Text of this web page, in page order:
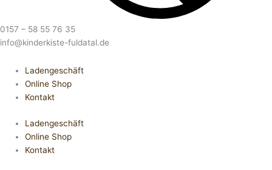
0157 – 58 55 76 35
info@kinderkiste-fuldatal.de
Ladengeschäft
Online Shop
Kontakt
Ladengeschäft
Online Shop
Kontakt